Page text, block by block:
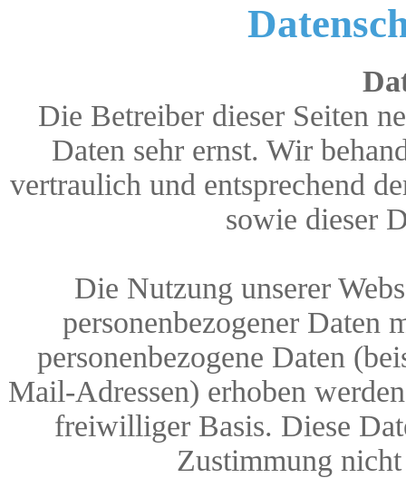
Die Betreiber dieser Seiten
Daten sehr ernst. Wir
vertraulich und entsprechend
sowie dieser
Die Nutzung unserer
personenbezogener Daten
personenbezogene Daten
Mail-Adressen) erhoben
freiwilliger Basis. Diese
Zustimmung